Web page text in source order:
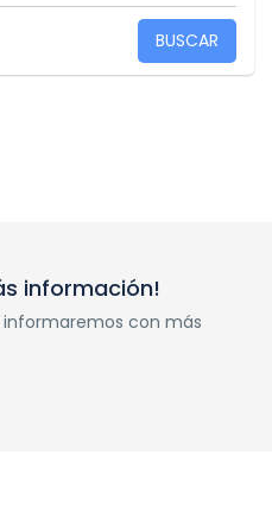
BUSCAR
información!
con más